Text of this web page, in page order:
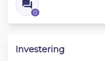
0
Investering